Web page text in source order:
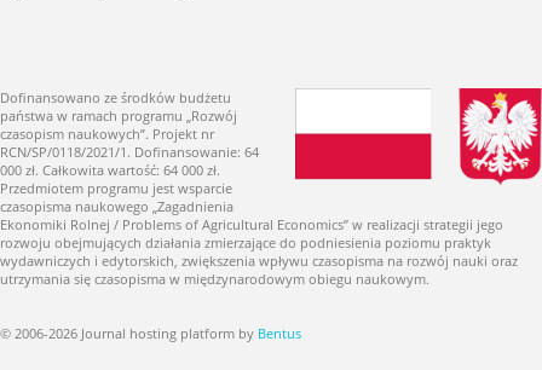
Dofinansowano ze środków budżetu
państwa w ramach programu „Rozwój
czasopism naukowych”. Projekt nr
RCN/SP/0118/2021/1. Dofinansowanie: 64
000 zł. Całkowita wartość: 64 000 zł.
Przedmiotem programu jest wsparcie
czasopisma naukowego „Zagadnienia
Ekonomiki Rolnej / Problems of Agricultural Economics” w realizacji strategii jego
rozwoju obejmujących działania zmierzające do podniesienia poziomu praktyk
wydawniczych i edytorskich, zwiększenia wpływu czasopisma na rozwój nauki oraz
utrzymania się czasopisma w międzynarodowym obiegu naukowym.
© 2006-2026 Journal hosting platform by Bentus